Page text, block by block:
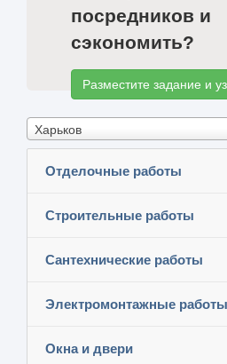
посредников и
сэкономить?
Разместите задание и
Харьков
Отделочные работы
Строительные работы
Сантехнические работы
Электромонтажные работы
Окна и двери